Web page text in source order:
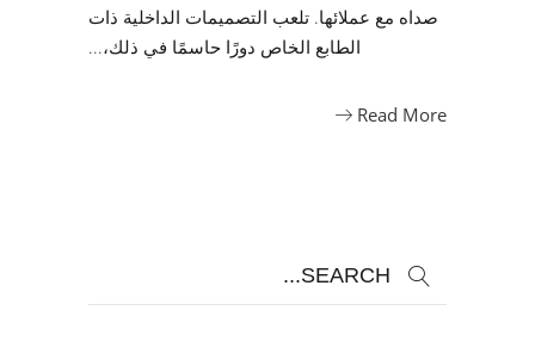
صداه مع عملائها. تلعب التصميمات الداخلية ذات
الطابع الخاص دورًا حاسمًا في ذلك،
Read More
Search
for: